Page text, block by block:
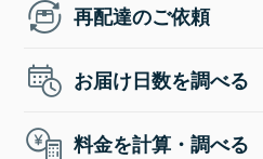
再配達のご依頼
お届け日数を調べる
料金を計算・調べる